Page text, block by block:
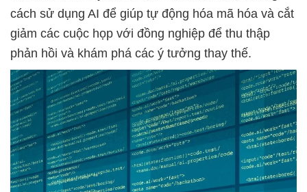
cách sử dụng AI để giúp tự động hóa mã hóa và cắt
giảm các cuộc họp với đồng nghiệp để thu thập
phản hồi và khám phá các ý tưởng thay thế.